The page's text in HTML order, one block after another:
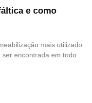
e como
mais utilizado
encontrada em todo